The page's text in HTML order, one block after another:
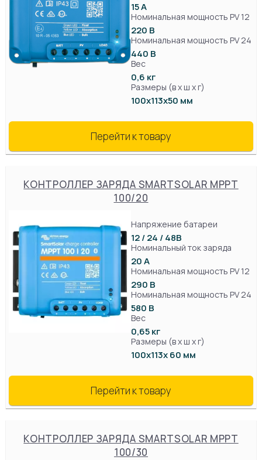
15 А
Номинальная мощность PV 12
220 В
Номинальная мощность PV 24
440 В
Вес
0,6 кг
Размеры (в х ш х г)
100х113х50 мм
Перейти к товару
КОНТРОЛЛЕР ЗАРЯДА SMARTSOLAR MPPT
100/20
Напряжение батареи
12 / 24 / 48B
Номинальный ток заряда
20 А
Номинальная мощность PV 12
290 В
Номинальная мощность PV 24
580 В
Вес
0,65 кг
Размеры (в х ш х г)
100х113х 60 мм
Перейти к товару
КОНТРОЛЛЕР ЗАРЯДА SMARTSOLAR MPPT
100/30